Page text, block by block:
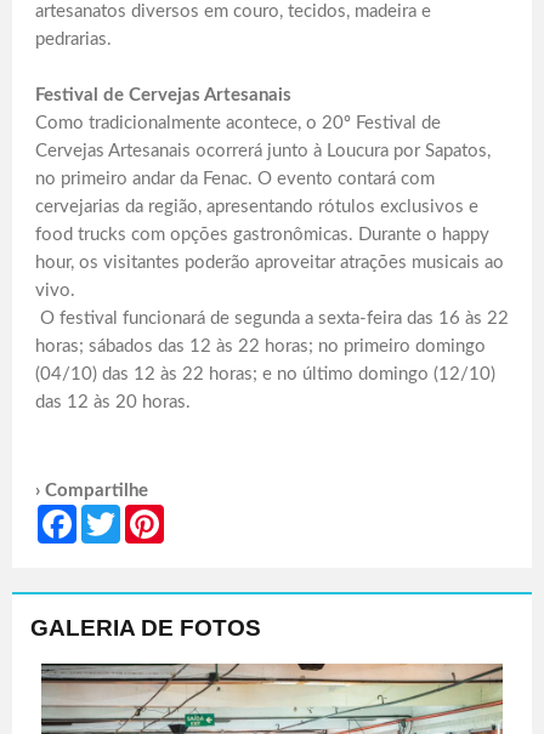
artesanatos diversos em couro, tecidos, madeira e
pedrarias.
Festival de Cervejas Artesanais
Como tradicionalmente acontece, o 20º Festival de
Cervejas Artesanais ocorrerá junto à Loucura por Sapatos,
no primeiro andar da Fenac. O evento contará com
cervejarias da região, apresentando rótulos exclusivos e
food trucks com opções gastronômicas. Durante o happy
hour, os visitantes poderão aproveitar atrações musicais ao
vivo.
O festival funcionará de segunda a sexta-feira das 16 às 22
horas; sábados das 12 às 22 horas; no primeiro domingo
(04/10) das 12 às 22 horas; e no último domingo (12/10)
das 12 às 20 horas.
› Compartilhe
Facebook
Twitter
GALERIA DE FOTOS